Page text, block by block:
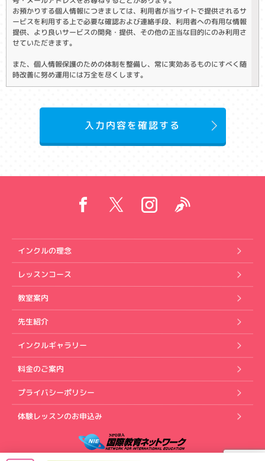
お預かりする個人情報につきましては、利用者が当サイトで提供されるサ
ービスを利用する上で必要な確認および連絡手段、利用者への有用な情報
提供、より良いサービスの開発・提供、その他の正当な目的にのみ利用さ
せていただきます。
また、個人情報保護のための体制を整備し、常に実効あるものにすべく随
時改善に努め運用には万全を尽くします。
入力内容を確認する
インクルの理念
レッスンコース
教室案内
先生紹介
インクルギャラリー
料金のご案内
プライバシーポリシー
体験レッスンのお申込み